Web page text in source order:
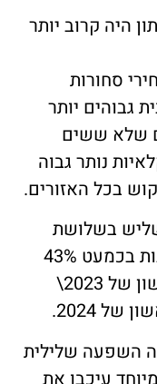
הנתון היה קרוב יותר
יותר
ששים
גבוה
החודשים הראשונים וספר ההזמנות בכמעט 43%
מ-429 מיליון ליש"ט ברבעון הראשון של 2023\
שלילית